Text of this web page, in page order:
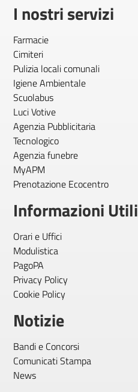
I nostri servizi
Farmacie
Cimiteri
Pulizia locali comunali
Igiene Ambientale
Scuolabus
Luci Votive
Agenzia Pubblicitaria
Tecnologico
Agenzia funebre
MyAPM
Prenotazione Ecocentro
Informazioni Utili
Orari e Uffici
Modulistica
PagoPA
Privacy Policy
Cookie Policy
Notizie
Bandi e Concorsi
Comunicati Stampa
News